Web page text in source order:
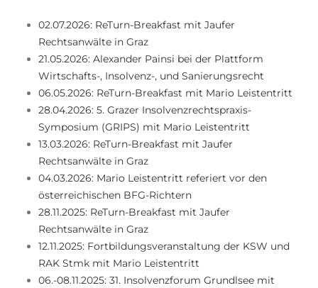
02.07.2026: ReTurn-Breakfast mit Jaufer
Rechtsanwälte in Graz
21.05.2026: Alexander Painsi bei der Plattform
Wirtschafts-, Insolvenz-, und Sanierungsrecht
06.05.2026: ReTurn-Breakfast mit Mario Leistentritt
28.04.2026: 5. Grazer Insolvenzrechtspraxis-
Symposium (GRIPS) mit Mario Leistentritt
13.03.2026: ReTurn-Breakfast mit Jaufer
Rechtsanwälte in Graz
04.03.2026: Mario Leistentritt referiert vor den
österreichischen BFG-Richtern
28.11.2025: ReTurn-Breakfast mit Jaufer
Rechtsanwälte in Graz
12.11.2025: Fortbildungsveranstaltung der KSW und
RAK Stmk mit Mario Leistentritt
06.-08.11.2025: 31. Insolvenzforum Grundlsee mit